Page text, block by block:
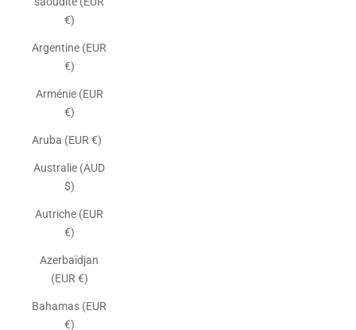
€)
Argentine (EUR
€)
Arménie (EUR
€)
Aruba (EUR €)
Australie (AUD
$)
Autriche (EUR
€)
Azerbaïdjan
(EUR €)
Bahamas (EUR
€)